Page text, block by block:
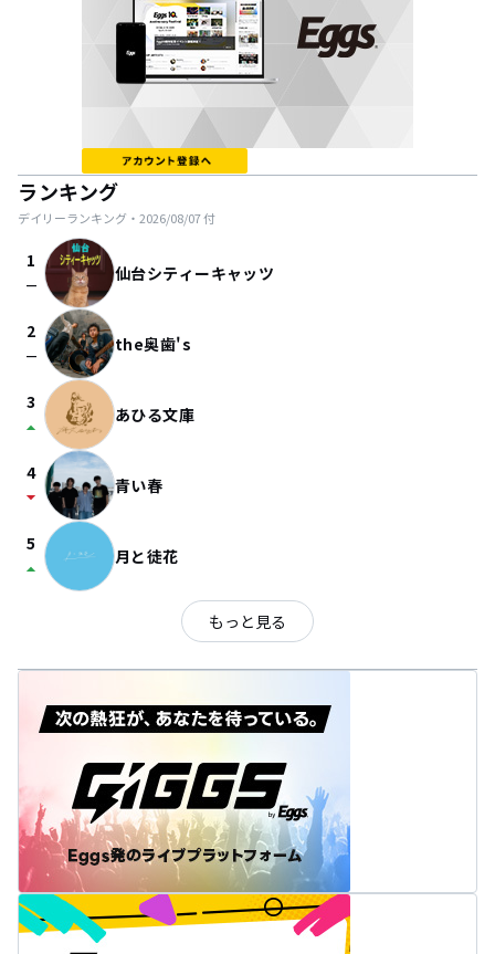
ランキング
デイリーランキング・ 2026/08/07付
1
check_indeterminate_small 仙台シティーキャッツ
2
check_indeterminate_small the奥歯's
3
arrow_drop_up あひる文庫
4
arrow_drop_down 青い春
5
arrow_drop_up 月と徒花
もっと見る